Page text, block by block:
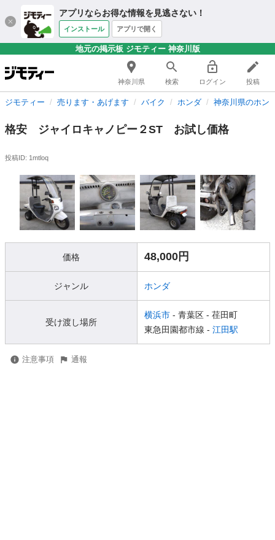
アプリならお得な情報を見逃さない！
インストール アプリで開く
地元の掲示板 ジモティー 神奈川版
神奈川県 検索 ログイン 投稿
ジモティー 売ります・あげます バイク ホンダ 神奈川県のホン
格安 ジャイロキャノピー２ST お試し価格
投稿ID: 1mtloq
価格 48,000円
ジャンル ホンダ
受け渡し場所
横浜市 - 青葉区 - 荏田町
東急田園都市線 - 江田駅
注意事項 通報